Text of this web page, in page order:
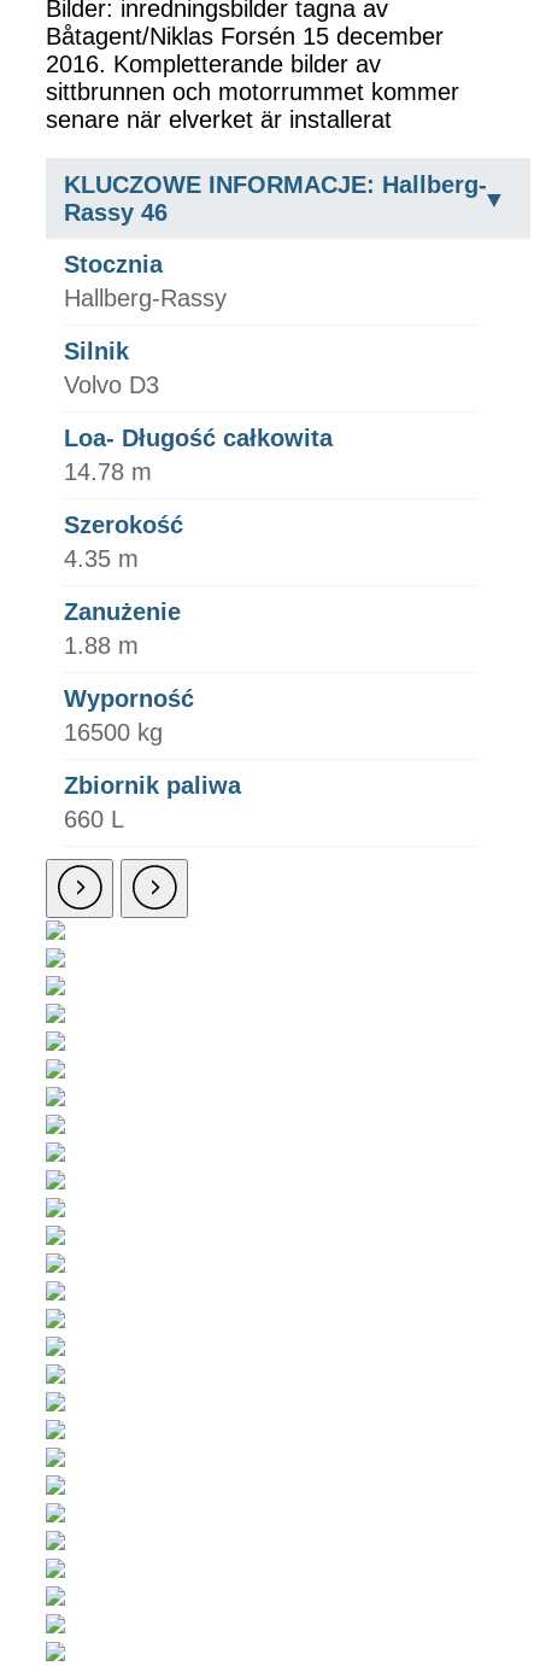
Bilder: inredningsbilder tagna av
Båtagent/Niklas Forsén 15 december
2016. Kompletterande bilder av
sittbrunnen och motorrummet kommer
senare när elverket är installerat
KLUCZOWE INFORMACJE: Hallberg-
Rassy 46
Stocznia
Hallberg-Rassy
Silnik
Volvo D3
Loa- Długość całkowita
14.78 m
Szerokość
4.35 m
Zanużenie
1.88 m
Wyporność
16500 kg
Zbiornik paliwa
660 L